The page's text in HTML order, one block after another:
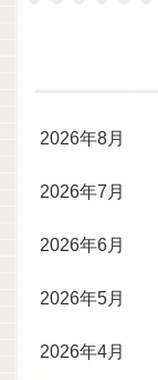
2026年8月
2026年7月
2026年6月
2026年5月
2026年4月